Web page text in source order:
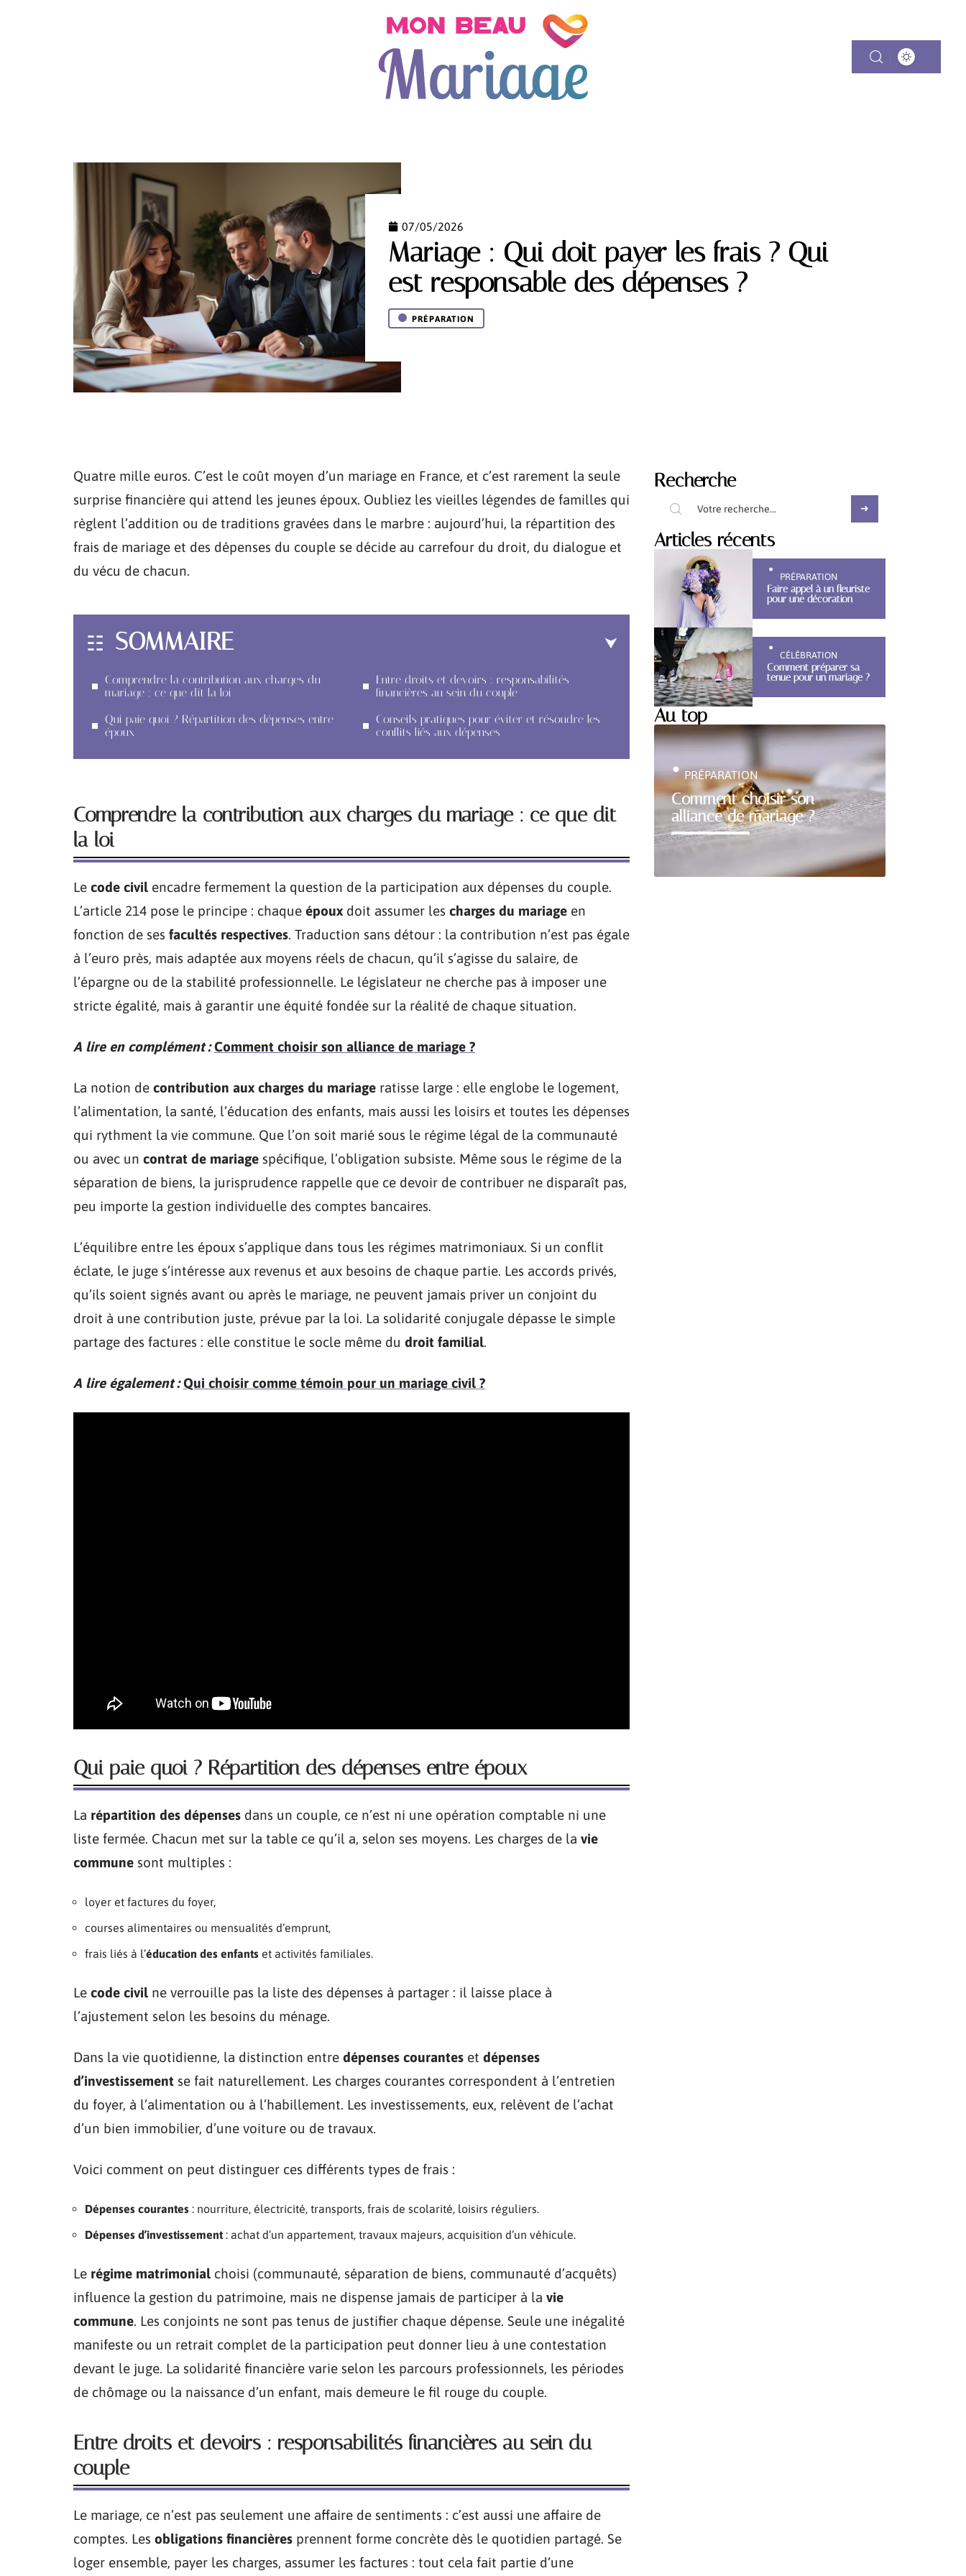
07/05/2026
Mariage : Qui doit payer les frais ? Qui
est responsable des dépenses ?
PRÉPARATION
Quatre mille euros. C’est le coût moyen d’un mariage en France, et c’est rarement la seule
surprise financière qui attend les jeunes époux. Oubliez les vieilles légendes de familles qui
règlent l’addition ou de traditions gravées dans le marbre : aujourd’hui, la répartition des
frais de mariage et des dépenses du couple se décide au carrefour du droit, du dialogue et
du vécu de chacun.
SOMMAIRE
Comprendre la contribution aux charges du
mariage : ce que dit la loi
Qui paie quoi ? Répartition des dépenses entre
époux
Entre droits et devoirs : responsabilités
financières au sein du couple
Conseils pratiques pour éviter et résoudre les
conflits liés aux dépenses
Comprendre la contribution aux charges du mariage : ce que dit
la loi
Le code civil encadre fermement la question de la participation aux dépenses du couple.
L’article 214 pose le principe : chaque époux doit assumer les charges du mariage en
fonction de ses facultés respectives. Traduction sans détour : la contribution n’est pas égale
à l’euro près, mais adaptée aux moyens réels de chacun, qu’il s’agisse du salaire, de
l’épargne ou de la stabilité professionnelle. Le législateur ne cherche pas à imposer une
stricte égalité, mais à garantir une équité fondée sur la réalité de chaque situation.
A lire en complément : Comment choisir son alliance de mariage ?
La notion de contribution aux charges du mariage ratisse large : elle englobe le logement,
l’alimentation, la santé, l’éducation des enfants, mais aussi les loisirs et toutes les dépenses
qui rythment la vie commune. Que l’on soit marié sous le régime légal de la communauté
ou avec un contrat de mariage spécifique, l’obligation subsiste. Même sous le régime de la
séparation de biens, la jurisprudence rappelle que ce devoir de contribuer ne disparaît pas,
peu importe la gestion individuelle des comptes bancaires.
L’équilibre entre les époux s’applique dans tous les régimes matrimoniaux. Si un conflit
éclate, le juge s’intéresse aux revenus et aux besoins de chaque partie. Les accords privés,
qu’ils soient signés avant ou après le mariage, ne peuvent jamais priver un conjoint du
droit à une contribution juste, prévue par la loi. La solidarité conjugale dépasse le simple
partage des factures : elle constitue le socle même du droit familial.
A lire également : Qui choisir comme témoin pour un mariage civil ?
Qui paie quoi ? Répartition des dépenses entre époux
La répartition des dépenses dans un couple, ce n’est ni une opération comptable ni une
liste fermée. Chacun met sur la table ce qu’il a, selon ses moyens. Les charges de la vie
commune sont multiples :
loyer et factures du foyer,
courses alimentaires ou mensualités d’emprunt,
frais liés à l’éducation des enfants et activités familiales.
Le code civil ne verrouille pas la liste des dépenses à partager : il laisse place à
l’ajustement selon les besoins du ménage.
Dans la vie quotidienne, la distinction entre dépenses courantes et dépenses
d’investissement se fait naturellement. Les charges courantes correspondent à l’entretien
du foyer, à l’alimentation ou à l’habillement. Les investissements, eux, relèvent de l’achat
d’un bien immobilier, d’une voiture ou de travaux.
Voici comment on peut distinguer ces différents types de frais :
Dépenses courantes : nourriture, électricité, transports, frais de scolarité, loisirs réguliers.
Dépenses d’investissement: achat d’un appartement, travaux majeurs, acquisition d’un véhicule.
Le régime matrimonial choisi (communauté, séparation de biens, communauté d’acquêts)
influence la gestion du patrimoine, mais ne dispense jamais de participer à la vie
commune. Les conjoints ne sont pas tenus de justifier chaque dépense. Seule une inégalité
manifeste ou un retrait complet de la participation peut donner lieu à une contestation
devant le juge. La solidarité financière varie selon les parcours professionnels, les périodes
de chômage ou la naissance d’un enfant, mais demeure le fil rouge du couple.
Entre droits et devoirs : responsabilités financières au sein du
couple
Le mariage, ce n’est pas seulement une affaire de sentiments : c’est aussi une affaire de
comptes. Les obligations financières prennent forme concrète dès le quotidien partagé. Se
loger ensemble, payer les charges, assumer les factures : tout cela fait partie d’une
Recherche
Articles récents
PRÉPARATION
Faire appel à un fleuriste
pour une décoration
CÉLÉBRATION
Comment préparer sa
tenue pour un mariage ?
Au top
Comment choisir son
alliance de mariage ?
PRÉPARATION